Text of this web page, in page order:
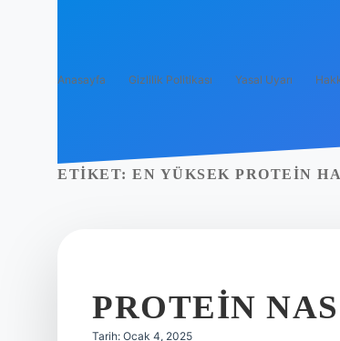
Anasayfa Gizlilik Politikası Yasal Uyarı
ETIKET: EN YÜKSEK PROTEIN
PROTEIN
Tarih: Ocak 4, 2025